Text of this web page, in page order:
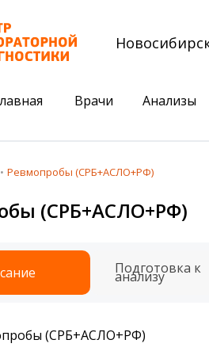
Врачи Анализы
Акции
Комплексный
Сдать клеща на
Ревмопробы (СРБ+АСЛО+РФ)
(СРБ+АСЛО+РФ)
Подготовка к
анализу
(СРБ+АСЛО+РФ)